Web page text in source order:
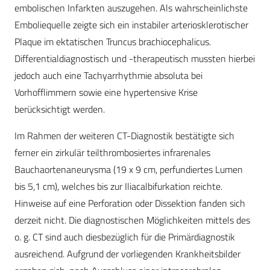
embolischen Infarkten auszugehen. Als wahrscheinlichste
Emboliequelle zeigte sich ein instabiler arteriosklerotischer
Plaque im ektatischen Truncus brachiocephalicus.
Differentialdiagnostisch und -therapeutisch mussten hierbei
jedoch auch eine Tachyarrhythmie absoluta bei
Vorhofflimmern sowie eine hypertensive Krise
berücksichtigt werden.
Im Rahmen der weiteren CT-Diagnostik bestätigte sich
ferner ein zirkulär teilthrombosiertes infrarenales
Bauchaortenaneurysma (19 x 9 cm, perfundiertes Lumen
bis 5,1 cm), welches bis zur Iliacalbifurkation reichte.
Hinweise auf eine Perforation oder Dissektion fanden sich
derzeit nicht. Die diagnostischen Möglichkeiten mittels des
o. g. CT sind auch diesbezüglich für die Primärdiagnostik
ausreichend. Aufgrund der vorliegenden Krankheitsbilder